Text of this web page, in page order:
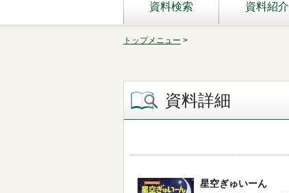
資料検索 資料紹介
トップメニュー >
資料詳細
星空ぎゅいーん